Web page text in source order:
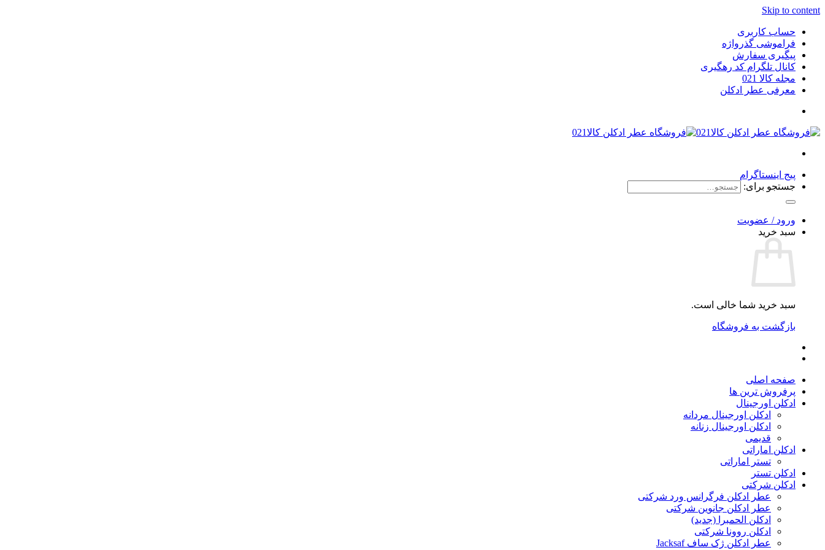
Skip to content
حساب کاربری
فراموشی گذرواژه
پیگیری سفارش
کانال تلگرام کد رهگیری
مجله کالا 021
معرفی عطر ادکلن
پیج اینستاگرام
جستجو برای:
ورود / عضویت
سبد خرید
سبد خرید شما خالی است.
بازگشت به فروشگاه
صفحه اصلی
پرفروش ترین ها
ادکلن اورجینال
ادکلن اورجینال مردانه
ادکلن اورجینال زنانه
قدیمی
ادکلن اماراتی
تستر اماراتی
ادکلن تستر
ادکلن شرکتی
عطر ادکلن فرگرانس ورد شرکتی
عطر ادکلن جانوین شرکتی
ادکلن الحمبرا (جدید)
ادکلن روونا شرکتی
عطر ادکلن ژک‌ ساف Jacksaf